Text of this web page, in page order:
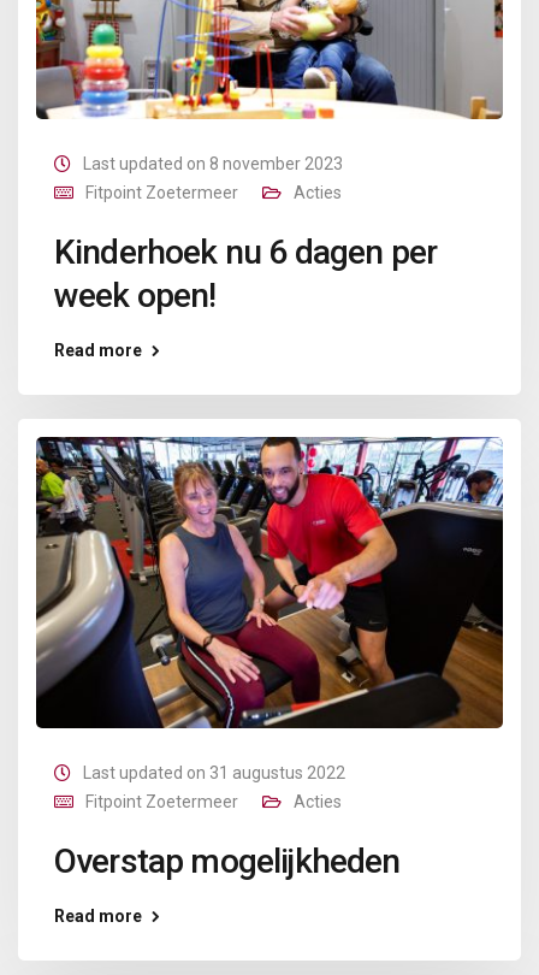
Last updated on 8 november 2023
Fitpoint Zoetermeer
Acties
Kinderhoek nu 6 dagen per
week open!
Read more
Last updated on 31 augustus 2022
Fitpoint Zoetermeer
Acties
Overstap mogelijkheden
Read more